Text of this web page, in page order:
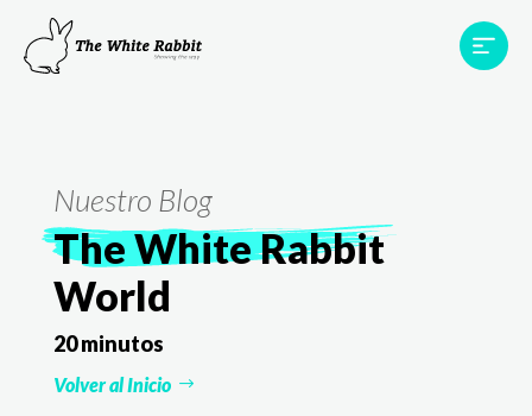
Proyectos
Testimonios
Nuestro Blog
The White Rabbit
World
20 minutos
Volver al Inicio